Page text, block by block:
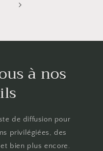
à nos
de diffusion pour
privilégiées, des
bien plus encore.